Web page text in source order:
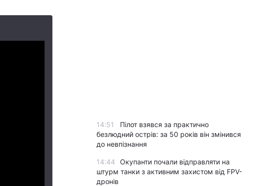
14:51
Пілот взявся за практично
безлюдний острів: за 50 років він змінився
до невпізнання
14:44
Окупанти почали відправляти на
штурм танки з активним захистом від FPV-
дронів